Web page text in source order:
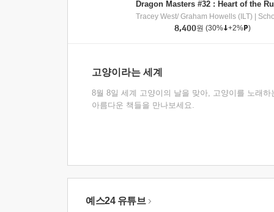
Tracey West/ Graham Howells (ILT)
8,400원 (30% +2% )
고양이라는 세계
8월 8일 세계 고양이의 날을 맞아, 고양이를 노래하
아름다운 책들을 만나보세요.
예스24 유튜브